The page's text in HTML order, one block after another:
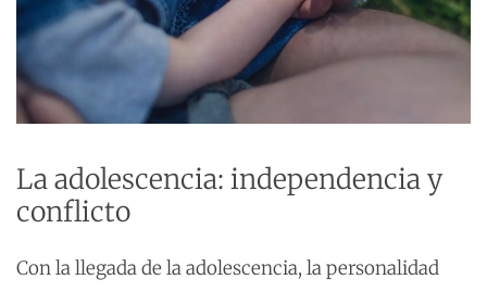
La adolescencia: independencia y
conflicto
Con la llegada de la adolescencia, la personalidad